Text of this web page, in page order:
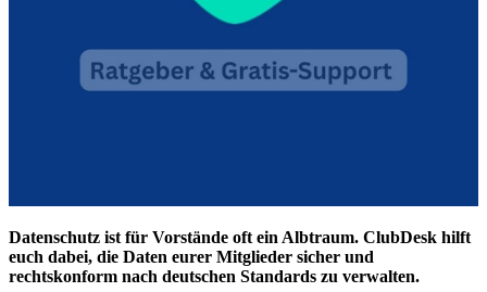
Datenschutz ist für Vorstände oft ein Albtraum. ClubDesk hilft
euch dabei, die Daten eurer Mitglieder sicher und
rechtskonform nach deutschen Standards zu verwalten.